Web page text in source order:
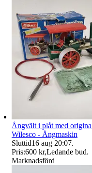
Ångvält i plåt med
Wilesco - Ångmaskin
Sluttid16 aug 20:07.
Pris:600 kr,Ledande bud.
Marknadsförd